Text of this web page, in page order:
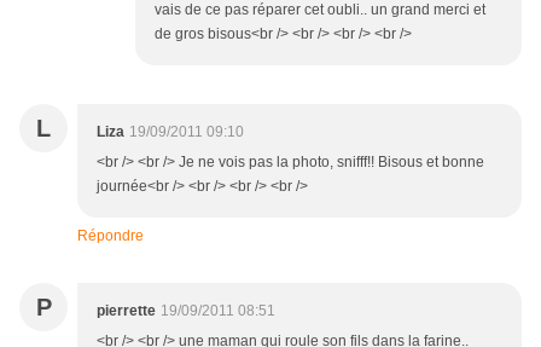
vais de ce pas réparer cet oubli.. un grand merci et
de gros bisous<br /> <br /> <br /> <br />
L Liza 19/09/2011 09:10
<br /> <br /> Je ne vois pas la photo, snifff!! Bisous et bonne
journée<br /> <br /> <br /> <br />
Répondre
P pierrette 19/09/2011 08:51
<br /> <br /> une maman qui roule son fils dans la farine..